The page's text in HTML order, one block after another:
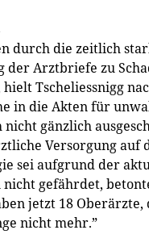
durch die zeitlich
der Arztbriefe zu
hielt Tscheliessnigg
in die Akten für
nicht gänzlich
Versorgung auf
sei aufgrund der
nicht gefährdet,
jetzt 18 Oberärzte,
nicht mehr.”